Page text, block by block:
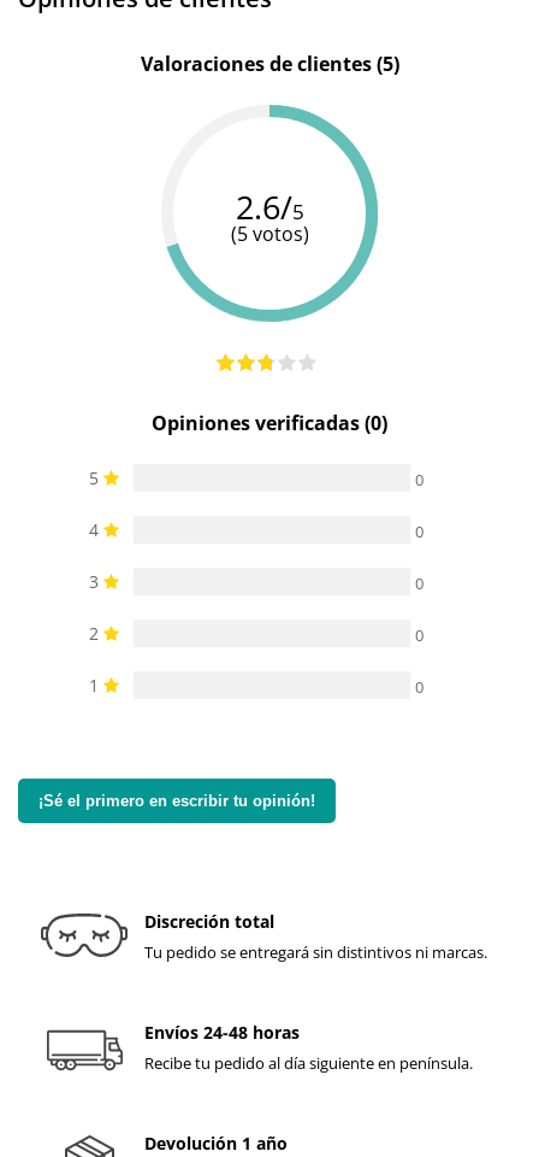
100%
sumergible
Valoraciones de clientes (5)
2.6/5
(5 votos)
Opiniones verificadas (0)
5 0
4 0
3 0
2 0
1 0
¡Sé el primero en escribir tu opinión!
Discreción total
Tu pedido se entregará sin distintivos ni marcas.
Envíos 24-48 horas
Recibe tu pedido al día siguiente en península.
Devolución 1 año